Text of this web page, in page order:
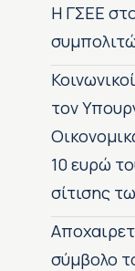
H ΓΣΕΕ
τον
10 ευρώ
σίτισης
σύμβολο